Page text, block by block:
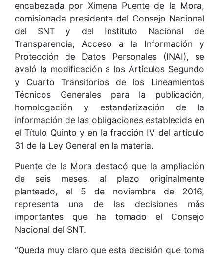
encabezada por Ximena Puente de la Mora,
comisionada presidente del Consejo Nacional
del SNT y del Instituto Nacional de
Transparencia, Acceso a la Información y
Protección de Datos Personales (INAI), se
avaló la modificación a los Artículos Segundo
y Cuarto Transitorios de los Lineamientos
Técnicos Generales para la publicación,
homologación y estandarización de la
información de las obligaciones establecida en
el Título Quinto y en la fracción IV del artículo
31 de la Ley General en la materia.
Puente de la Mora destacó que la ampliación
de seis meses, al plazo originalmente
planteado, el 5 de noviembre de 2016,
representa una de las decisiones más
importantes que ha tomado el Consejo
Nacional del SNT.
“Queda muy claro que esta decisión que toma